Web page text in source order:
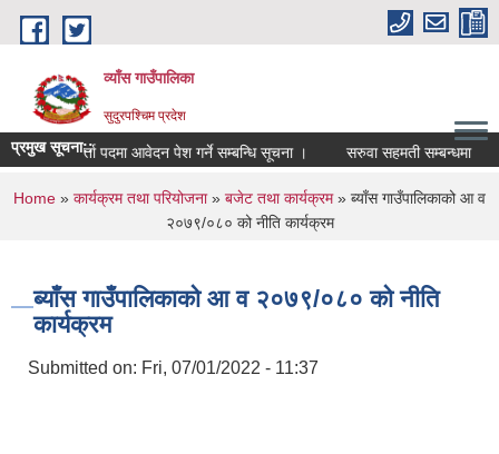
Skip to main content
व्याँस गाउँपालिका
सुदुरपश्चिम प्रदेश
प्रमुख सूचना::
खोपकर्ता पदमा आवेदन पेश गर्ने सम्बन्धि सूचना । सरुवा सहमती सम्बन्धमा
You are here
Home » कार्यक्रम तथा परियोजना» बजेट तथा कार्यक्रम» ब्याँस गाउँपालिकाको आ व
२०७९/०८० को नीति कार्यक्रम
ब्याँस गाउँपालिकाको आ व २०७९/०८० को नीति
कार्यक्रम
Submitted on: Fri, 07/01/2022 - 11:37